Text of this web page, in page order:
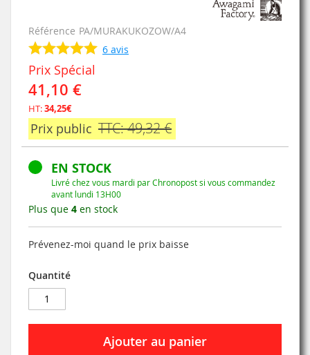
Référence PA/MURAKUKOZOW/A4
6 avis
Prix Spécial
41,10 €
HT:34,25€
Prix public TTC: 49,32 €
EN STOCK
Livré chez vous mardi par Chronopost si vous commandez
avant lundi 13H00
Plus que 4 en stock
Prévenez-moi quand le prix baisse
Quantité
Ajouter au panier
gallery